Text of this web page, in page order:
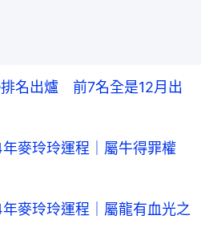
名出爐 前7名全是12月出
麥玲玲運程｜屬牛得罪權
麥玲玲運程｜屬龍有血光之